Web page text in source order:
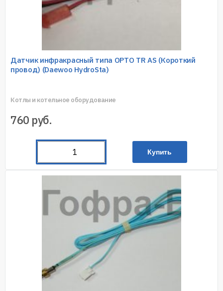
Датчик инфракрасный типа OPTO TR AS (Короткий
провод) (Daewoo HydroSta)
Котлы и котельное оборудование
760 руб.
Купить